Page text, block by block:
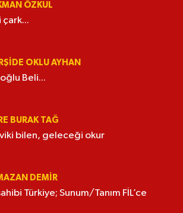
ÖZKUL
çark...
OKLU AYHAN
Beli...
BURAK TAĞ
bilen, geleceği okur
DEMİR
Türkiye; Sunum/Tanım FİL’ce